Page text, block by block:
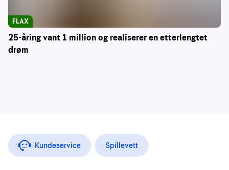
25-åring vant 1 million og realiserer en etterlengtet
drøm
FLAX
Kundeservice Spillevett